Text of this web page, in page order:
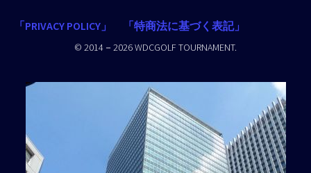
「PRIVACY POLICY」 「特商法に基づく表記」
© 2014－2026 WDCGOLF TOURNAMENT.